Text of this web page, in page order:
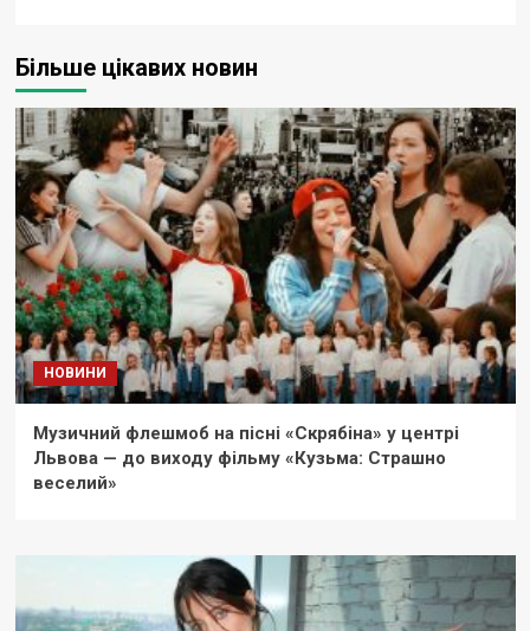
Більше цікавих новин
НОВИНИ
Музичний флешмоб на пісні «Скрябіна» у центрі
Львова — до виходу фільму «Кузьма: Страшно
веселий»